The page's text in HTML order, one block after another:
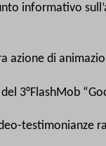
informativo
azione di
3°FlashMob
testimonianze